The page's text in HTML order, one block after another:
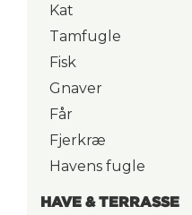
Kat
Tamfugle
Fisk
Gnaver
Får
Fjerkræ
Havens fugle
HAVE & TERRASSE